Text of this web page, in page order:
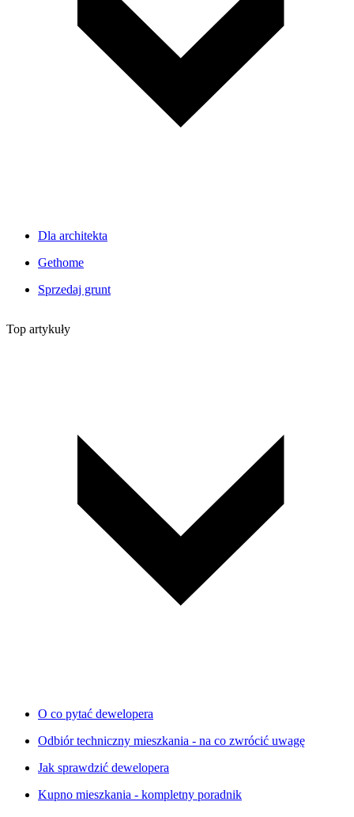
Dla architekta
Gethome
Sprzedaj grunt
Top artykuły
O co pytać dewelopera
Odbiór techniczny mieszkania - na co zwrócić uwagę
Jak sprawdzić dewelopera
Kupno mieszkania - kompletny poradnik